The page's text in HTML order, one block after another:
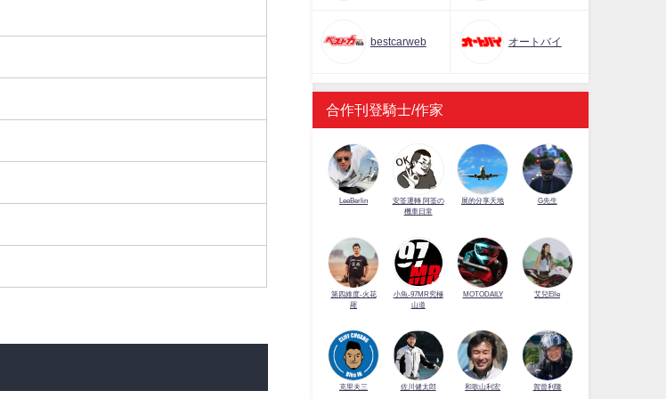
bestcarweb オートバイ
合作刊登騎士/作家
LeeBerlin
安筌運轉 阿筌の
機車日常
展的分享天地 G先生
第四維度-火花
羅
小魚-97MR究極
山道
MOTODAILY 艾兒Elle
克里夫三 佐川健太郎 和歌山利宏 賀曾利隆